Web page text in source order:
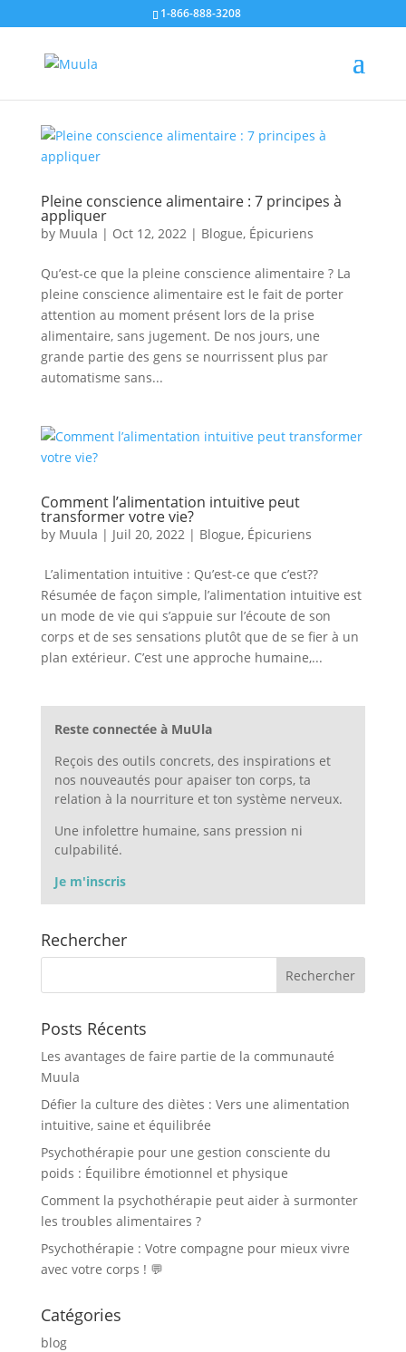
1-866-888-3208
Pleine conscience alimentaire : 7 principes à
appliquer
by Muula | Oct 12, 2022| Blogue, Épicuriens
Qu’est-ce que la pleine conscience alimentaire ? La
pleine conscience alimentaire est le fait de porter
attention au moment présent lors de la prise
alimentaire, sans jugement. De nos jours, une
grande partie des gens se nourrissent plus par
automatisme sans...
Comment l’alimentation intuitive peut
transformer votre vie?
by Muula | Juil 20, 2022| Blogue, Épicuriens
L’alimentation intuitive : Qu’est-ce que c’est??
Résumée de façon simple, l’alimentation intuitive est
un mode de vie qui s’appuie sur l’écoute de son
corps et de ses sensations plutôt que de se fier à un
plan extérieur. C’est une approche humaine,...
Reste connectée à MuUla
Reçois des outils concrets, des inspirations et
nos nouveautés pour apaiser ton corps, ta
relation à la nourriture et ton système nerveux.
Une infolettre humaine, sans pression ni
culpabilité.
Je m'inscris
Rechercher
Posts Récents
Les avantages de faire partie de la communauté
Muula
Défier la culture des diètes : Vers une alimentation
intuitive, saine et équilibrée
Psychothérapie pour une gestion consciente du
poids : Équilibre émotionnel et physique
Comment la psychothérapie peut aider à surmonter
les troubles alimentaires ?
Psychothérapie : Votre compagne pour mieux vivre
avec votre corps ! 💬
Catégories
blog